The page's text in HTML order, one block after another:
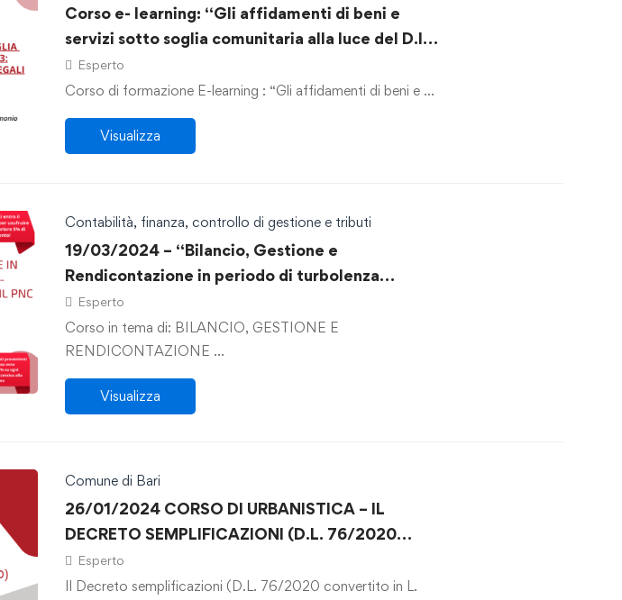
Corso e- learning: “Gli affidamenti di beni e
servizi sotto soglia comunitaria alla luce del D.lgs.
36/2023: le modalità degli affidamenti dei servizi
legali.”
Esperto
Corso di formazione E-learning : “Gli affidamenti di beni e …
Visualizza
Contabilità, finanza, controllo di gestione e tributi
19/03/2024 – “Bilancio, Gestione e
Rendicontazione in periodo di turbolenza
economico – finanziaria e in coerenza con il PNRR
e il PNC: compiti di direzione per progetti nel
contesto delle responsabilità di risultato, la
revisione del TUEL, evoluzione normativa e
filosofia del diritto contabile”
Esperto
Corso in tema di: BILANCIO, GESTIONE E
RENDICONTAZIONE …
Visualizza
Comune di Bari
26/01/2024 CORSO DI URBANISTICA – IL
DECRETO SEMPLIFICAZIONI (D.L. 76/2020
CONVERTITO IN L. 120/2020)
Esperto
Il Decreto semplificazioni (D.L. 76/2020 convertito in L.